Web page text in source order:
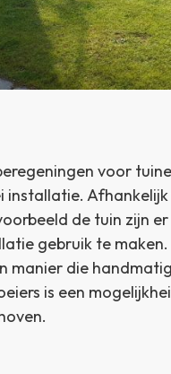
voor
installatie.
de tuin zijn
gebruik te
manier die
is een